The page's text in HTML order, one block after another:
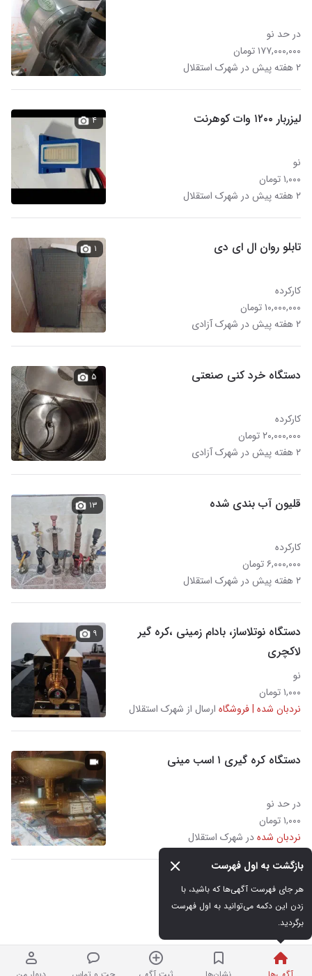
بازگشت به اول فهرست
برگردید.
در حد نو
۱۷۷,۰۰۰,۰۰۰ تومان
۲ هفته پیش در شهرک استقلال
لیزربار ۱۲۰۰ وات کوهرنت
نو
۱,۰۰۰ تومان
۲ هفته پیش در شهرک استقلال
۴
تابلو روان ال ای دی
کارکرده
۱۰,۰۰۰,۰۰۰ تومان
۲ هفته پیش در شهرک آزادی
۱
دستگاه خرد کنی صنعتی
کارکرده
۲۰,۰۰۰,۰۰۰ تومان
۲ هفته پیش در شهرک آزادی
۵
قلیون آب بندی شده
کارکرده
۶,۰۰۰,۰۰۰ تومان
۲ هفته پیش در شهرک استقلال
۱۳
دستگاه نوتلاساز، بادام زمینی ،کره گیر
لاکچری
نو
۱,۰۰۰ تومان
نردبان شده | فروشگاه ارسال از شهرک استقلال
۹
دستگاه کره گیری ۱ اسب مینی
در حد نو
۱,۰۰۰ تومان
نردبان شدهدر شهرک استقلال